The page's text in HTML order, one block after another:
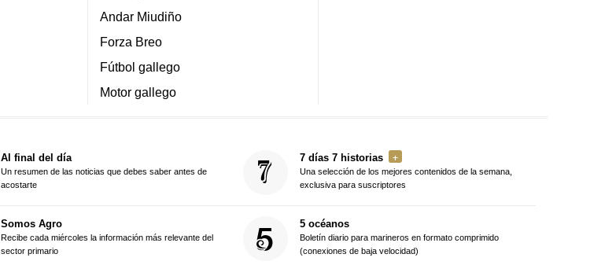
Andar Miudiño
Forza Breo
Fútbol gallego
Motor gallego
Al final del día
Un resumen de las noticias que debes saber antes de
acostarte
7 días 7 historias
Una selección de los mejores contenidos de la semana,
exclusiva para suscriptores
Somos Agro
Recibe cada miércoles la información más relevante del
sector primario
5 océanos
Boletín diario para marineros en formato comprimido
(conexiones de baja velocidad)